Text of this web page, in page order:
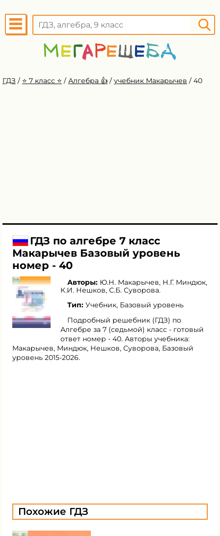
ГДЗ / ⭐️ 7 класс ⭐️ / Алгебра 👍 / учебник Макарычев / 40
ГДЗ по алгебре 7 класс
Макарычев Базовый уровень
номер - 40
Авторы: Ю.Н. Макарычев, Н.Г. Миндюк,
К.И. Нешков, С.Б. Суворова.
Тип: Учебник, Базовый уровень
Подробный решебник (ГДЗ) по
Алгебре за 7 (седьмой) класс - готовый
ответ номер - 40. Авторы учебника:
Макарычев, Миндюк, Нешков, Суворова, Базовый
уровень 2015-2026.
Похожие ГДЗ